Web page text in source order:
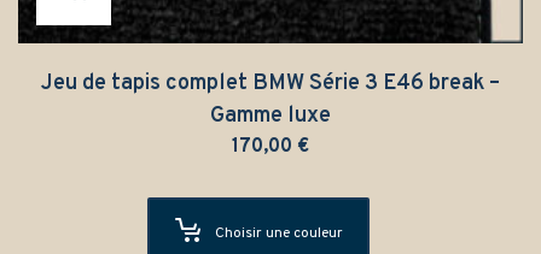
Jeu de tapis complet BMW Série 3 E46 break –
Gamme luxe
170,00 €
Choisir une couleur